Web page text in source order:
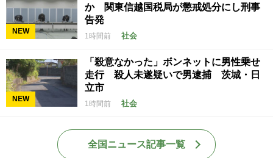
NEW
か 関東信越国税局が懲戒処分にし刑事
告発
1時間前 社会
NEW
「殺意なかった」ボンネットに男性乗せ
走行 殺人未遂疑いで男逮捕 茨城・日
立市
1時間前 社会
全国ニュース記事一覧